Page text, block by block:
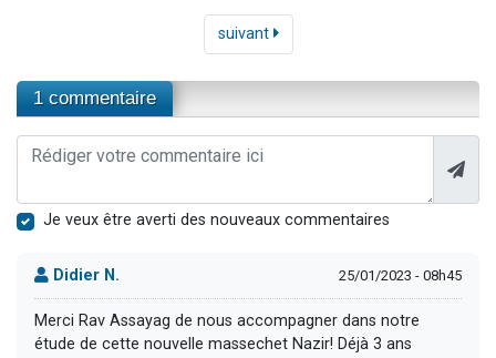
suivant
1 commentaire
Je veux être averti des nouveaux commentaires
Didier N. 25/01/2023 - 08h45
Merci Rav Assayag de nous accompagner dans notre
étude de cette nouvelle massechet Nazir! Déjà 3 ans